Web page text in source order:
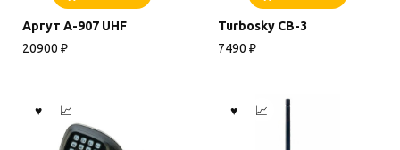
Аргут А-907 UHF
20900 ₽
Turbosky CB-3
7490 ₽